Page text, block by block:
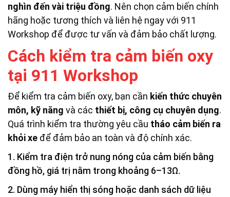
nghìn đến vài triệu đồng. Nên chọn cảm biến chính
hãng hoặc tương thích và liên hệ ngay với 911
Workshop để được tư vấn và đảm bảo chất lượng.
Cách kiểm tra cảm biến oxy
tại 911 Workshop
Để kiểm tra cảm biến oxy, bạn cần kiến thức chuyên
môn, kỹ năng và các thiết bị, công cụ chuyên dụng.
Quá trình kiểm tra thường yêu cầu tháo cảm biến ra
khỏi xe để đảm bảo an toàn và độ chính xác.
1. Kiểm tra điện trở nung nóng của cảm biến bằng
đồng hồ, giá trị nằm trong khoảng 6–13Ω.
2. Dùng máy hiển thị sóng hoặc danh sách dữ liệu